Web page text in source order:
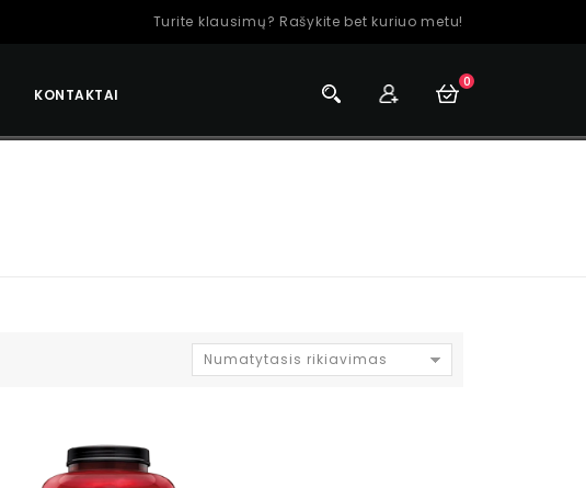
Turite klausimų? Rašykite bet kuriuo metu!
KONTAKTAI
0
Numatytasis rikiavimas